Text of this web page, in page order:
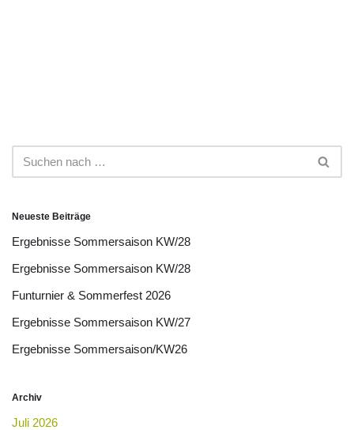
Neueste Beiträge
Ergebnisse Sommersaison KW/28
Ergebnisse Sommersaison KW/28
Funturnier & Sommerfest 2026
Ergebnisse Sommersaison KW/27
Ergebnisse Sommersaison/KW26
Archiv
Juli 2026